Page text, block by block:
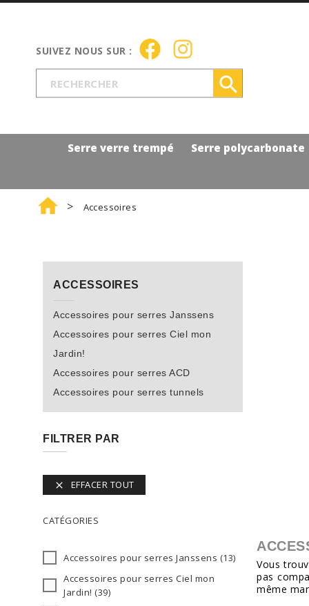

Serre verre trempé Serre polycarbonate
 Accessoires
ACCESSOIRES
Accessoires pour serres Janssens
Accessoires pour serres Ciel mon
Jardin!
Accessoires pour serres ACD
Accessoires pour serres tunnels
FILTRER PAR
 EFFACER TOUT
CATÉGORIES
Accessoires pour serres Janssens (13)
Accessoires pour serres Ciel mon
Jardin! (39)
Vous
pas
même